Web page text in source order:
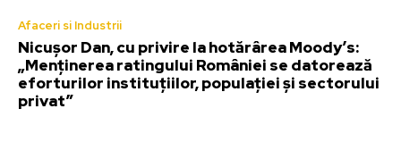
Afaceri si Industrii
Nicușor Dan, cu privire la hotărârea Moody’s:
„Menținerea ratingului României se datorează
eforturilor instituțiilor, populației și sectorului
privat”